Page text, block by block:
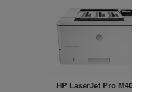
HP LaserJet Pro M402d